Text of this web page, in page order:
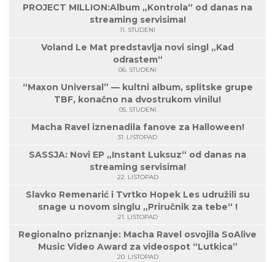
PROJECT MILLION:Album „Kontrola“ od danas na
streaming servisima!
11. STUDENI
Voland Le Mat predstavlja novi singl „Kad
odrastem“
06. STUDENI
“Maxon Universal” — kultni album, splitske grupe
TBF, konačno na dvostrukom vinilu!
05. STUDENI
Macha Ravel iznenadila fanove za Halloween!
31. LISTOPAD
SASSJA: Novi EP „Instant Luksuz“ od danas na
streaming servisima!
22. LISTOPAD
Slavko Remenarić i Tvrtko Hopek Les udružili su
snage u novom singlu „Priručnik za tebe“ !
21. LISTOPAD
Regionalno priznanje: Macha Ravel osvojila SoAlive
Music Video Award za videospot “Lutkica”
20. LISTOPAD